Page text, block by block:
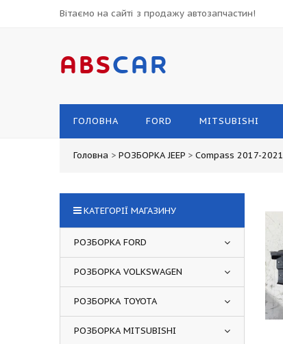
Вітаємо на сайті з продажу автозапчастин!
ABSCAR
ГОЛОВНА FORD MITSUBISHI
Головна > РОЗБОРКА JEEP > Compass 2017-2021
КАТЕГОРІЇ МАГАЗИНУ
РОЗБОРКА FORD
РОЗБОРКА VOLKSWAGEN
РОЗБОРКА TOYOTA
РОЗБОРКА MITSUBISHI